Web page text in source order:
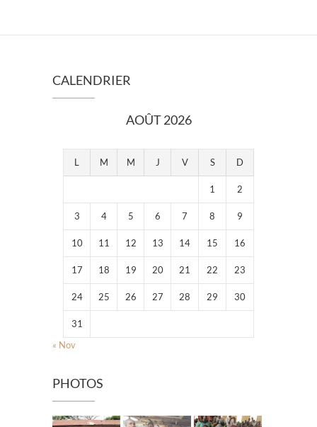
CALENDRIER
AOÛT 2026
L M M J V S D
1 2
3 4 5 6 7 8 9
10 11 12 13 14 15 16
17 18 19 20 21 22 23
24 25 26 27 28 29 30
31
« Nov
PHOTOS